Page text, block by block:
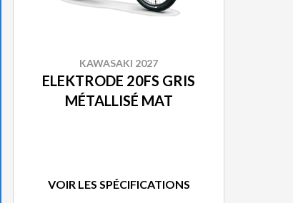
KAWASAKI 2027
ELEKTRODE 20FS GRIS
MÉTALLISÉ MAT
VOIR LES SPÉCIFICATIONS